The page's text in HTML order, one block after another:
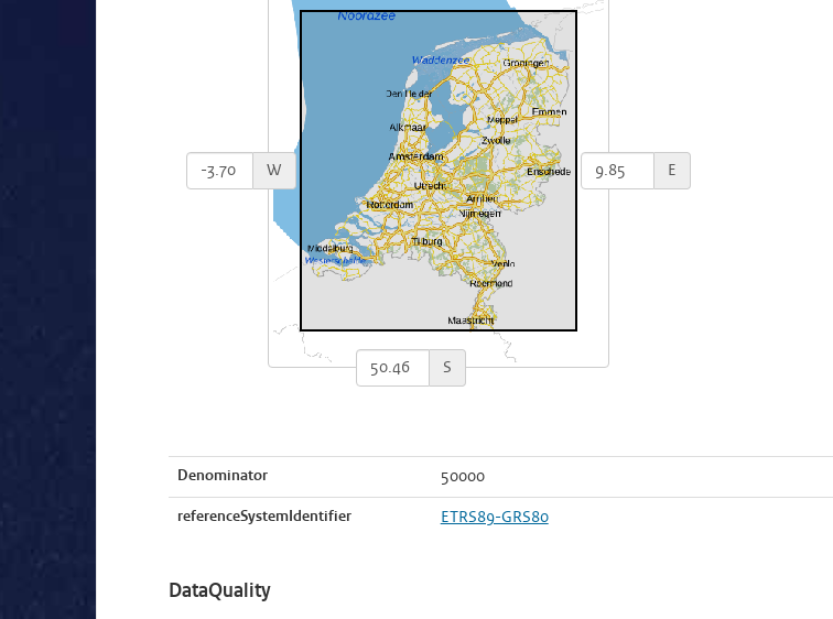
S
E
W
Denominator 50000
referenceSystemIdentifier ETRS89-GRS80
DataQuality